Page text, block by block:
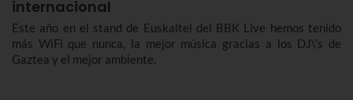
internacional
Este año en el stand de Euskaltel del BBK Live hemos tenido
más WiFi que nunca, la mejor música gracias a los DJ\'s de
Gaztea y el mejor ambiente.